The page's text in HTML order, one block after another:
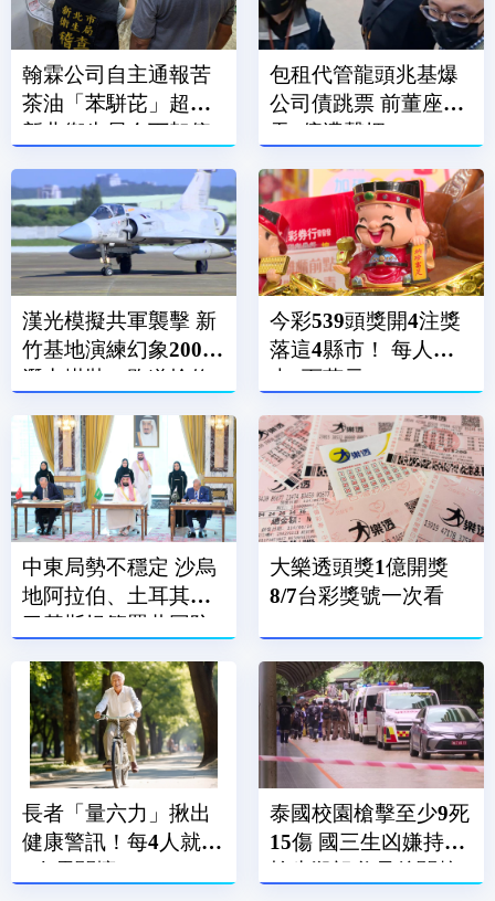
翰霖公司自主通報苦
茶油「苯駢芘」超標
新北衛生局令下架停
包租代管龍頭兆基爆
公司債跳票 前董座涉
吞7億遭聲押
漢光模擬共軍襲擊 新
竹基地演練幻象2000
潛力掛裝、跑道搶修
今彩539頭獎開4注獎
落這4縣市！ 每人抱
走6百萬元
中東局勢不穩定 沙烏
地阿拉伯、土耳其、
巴基斯坦簽署共同防
大樂透頭獎1億開獎
8/7台彩獎號一次看
長者「量六力」揪出
健康警訊！每4人就有
1人需關懷
泰國校園槍擊至少9死
15傷 國三生凶嫌持手
槍先殺祖父母後闖校